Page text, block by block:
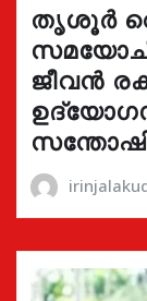
തൃശൂർ
ജീവൻ